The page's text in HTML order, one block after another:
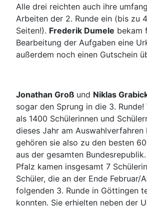
Alle drei reichten auch ihre
Arbeiten der 2. Runde ein (bis zu
Seiten!). Frederik Dumele bekam
Bearbeitung der Aufgaben eine
außerdem noch einen Gutschein
Jonathan Groß und Niklas
sogar den Sprung in die 3. Runde!
als 1400 Schülerinnen und
dieses Jahr am Auswahlverfahren
gehören sie also zu den besten
aus der gesamten
Pfalz kamen insgesamt 7
Schüler, die an der Ende Februar/
folgenden 3. Runde in Göttingen
konnten. Sie erhielten neben der